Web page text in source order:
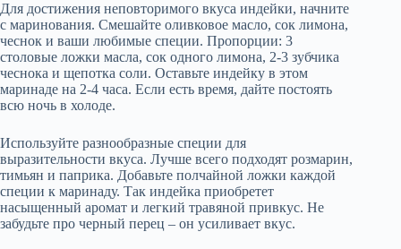
Для достижения неповторимого вкуса индейки, начните
с маринования. Смешайте оливковое масло, сок лимона,
чеснок и ваши любимые специи. Пропорции: 3
столовые ложки масла, сок одного лимона, 2-3 зубчика
чеснока и щепотка соли. Оставьте индейку в этом
маринаде на 2-4 часа. Если есть время, дайте постоять
всю ночь в холоде.
Используйте разнообразные специи для
выразительности вкуса. Лучше всего подходят розмарин,
тимьян и паприка. Добавьте полчайной ложки каждой
специи к маринаду. Так индейка приобретет
насыщенный аромат и легкий травяной привкус. Не
забудьте про черный перец – он усиливает вкус.